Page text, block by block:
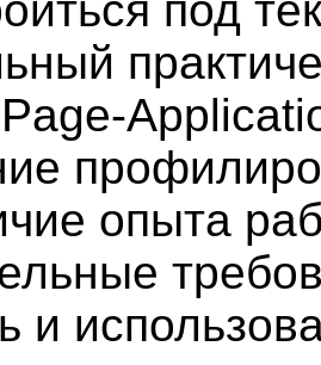
опыта
и